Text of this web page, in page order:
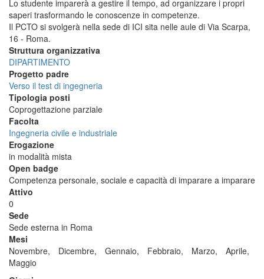
Lo studente imparerà a gestire il tempo, ad organizzare i propri
saperi trasformando le conoscenze in competenze.
Il PCTO si svolgerà nella sede di ICI sita nelle aule di Via Scarpa,
16 - Roma.
Struttura organizzativa
DIPARTIMENTO
Progetto padre
Verso il test di ingegneria
Tipologia posti
Coprogettazione parziale
Facolta
Ingegneria civile e industriale
Erogazione
in modalità mista
Open badge
Competenza personale, sociale e capacità di imparare a imparare
Attivo
0
Sede
Sede esterna in Roma
Mesi
Novembre,
Dicembre, Gennaio, Febbraio, Marzo,
Aprile,
Maggio